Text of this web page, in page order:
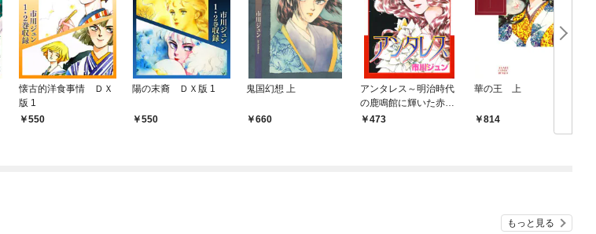
懐古的洋食事情 ＤＸ
版 1
550
陽の末裔 ＤＸ版 1
550
鬼国幻想 上
660
アンタレス～明治時代
の鹿鳴館に輝いた赤い
星～473
華の王 上
814
もっと見る